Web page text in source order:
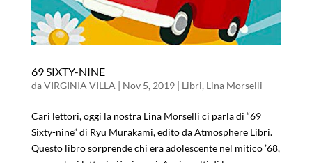
69 SIXTY-NINE
daVIRGINIA VILLA| Nov 5, 2019| Libri, Lina Morselli
Cari lettori, oggi la nostra Lina Morselli ci parla di “69
Sixty-nine” di Ryu Murakami, edito da Atmosphere Libri.
Questo libro sorprende chi era adolescente nel mitico ’68,